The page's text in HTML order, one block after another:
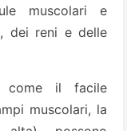
muscolari e
dei reni e delle
come il facile
muscolari, la